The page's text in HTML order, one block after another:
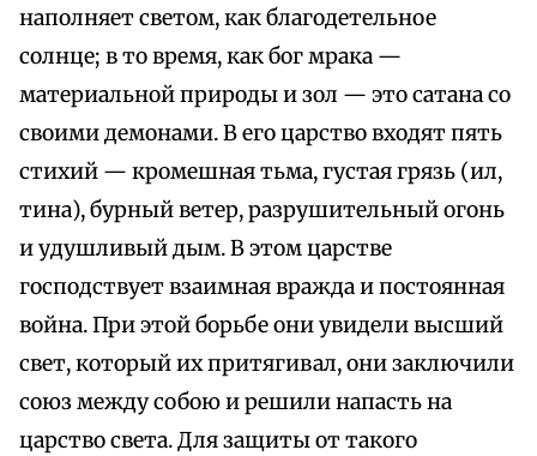
наполняет светом, как благодетельное
солнце; в то время, как бог мрака —
материальной природы и зол — это сатана со
своими демонами. В его царство входят пять
стихий — кромешная тьма, густая грязь (ил,
тина), бурный ветер, разрушительный огонь
и удушливый дым. В этом царстве
господствует взаимная вражда и постоянная
война. При этой борьбе они увидели высший
свет, который их притягивал, они заключили
союз между собою и решили напасть на
царство света. Для защиты от такого